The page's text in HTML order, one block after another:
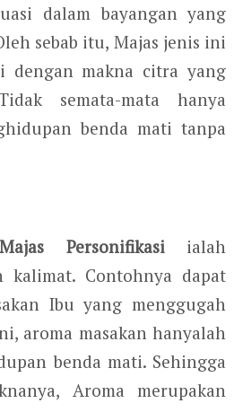
dalam bayangan yang
sebab itu, Majas jenis ini
dengan makna citra yang
semata-mata hanya
benda mati tanpa
Majas Personifikasiialah
kalimat. Contohnya dapat
Ibu yang menggugah
aroma masakan hanyalah
benda mati. Sehingga
Aroma merupakan